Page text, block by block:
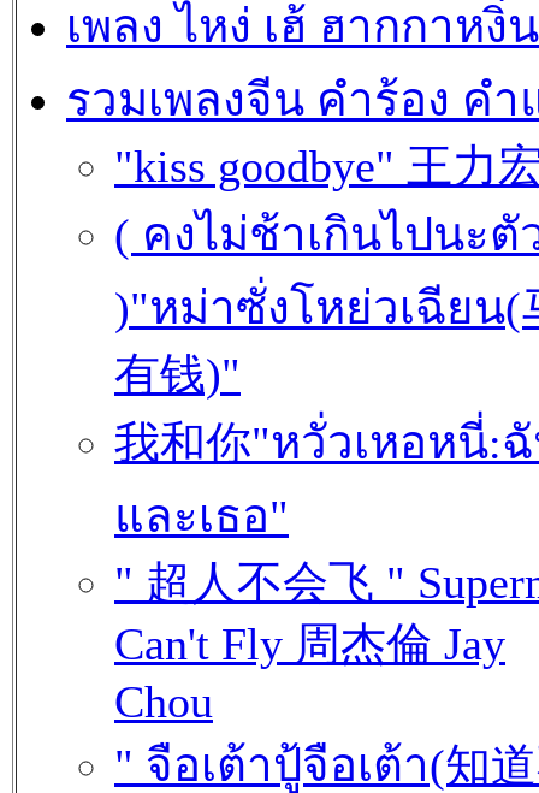
เพลง ไหง่ เฮ้ ฮากกาหงิ่น
รวมเพลงจีน คำร้อง คำ
"kiss goodbye" 王力
( คงไม่ช้าเกินไปนะตั
)"หม่าซั่งโหย่วเฉียน(
有钱)"
我和你"หวั่วเหอหนี่:
และเธอ"
" 超人不会飞 "
Can't Fly 周杰倫 Jay
Chou
" จือเต้าปู้จือเต้า(知